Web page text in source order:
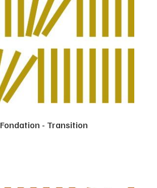
Fondation - Transition